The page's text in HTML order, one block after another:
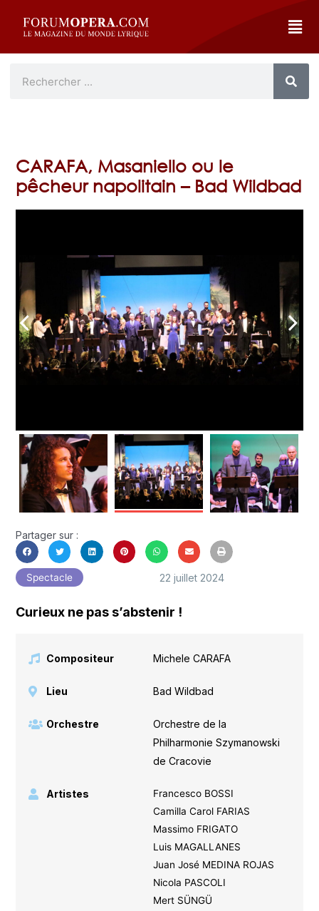
CARAFA, Masaniello ou le
pêcheur napolitain – Bad Wildbad
arrow_back_ios arrow_forward_ios
Partager sur :
Spectacle 22 juillet 2024
Curieux ne pas s’abstenir !
Compositeur Michele CARAFA
Lieu Bad Wildbad
Orchestre
Orchestre de la
Philharmonie Szymanowski
de Cracovie
Artistes
Francesco BOSSI
Camilla Carol FARIAS
Massimo FRIGATO
Luis MAGALLANES
Juan José MEDINA ROJAS
Nicola PASCOLI
Mert SÜNGÜ